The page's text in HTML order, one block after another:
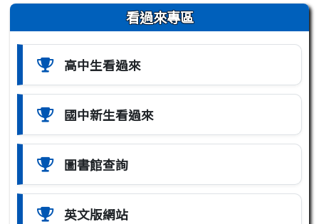
左邊區域內容 看過來專區
高中生看過來
國中新生看過來
圖書館查詢
英文版網站